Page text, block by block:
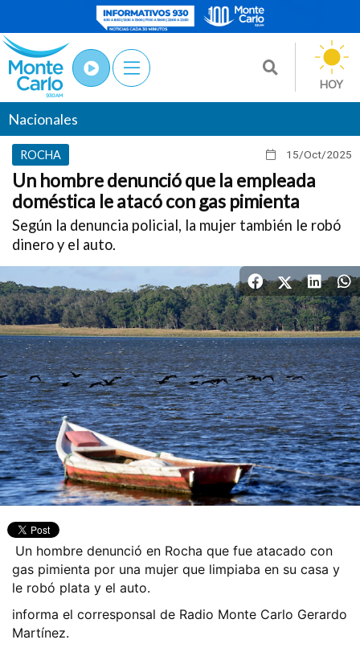
HOY
Nacionales
15/Oct/2025
ROCHA
Un hombre denunció que la empleada
doméstica le atacó con gas pimienta
Según la denuncia policial, la mujer también le robó
dinero y el auto.
Un hombre denunció en Rocha que fue atacado con
gas pimienta por una mujer que limpiaba en su casa y
le robó plata y el auto.
informa el corresponsal de Radio Monte Carlo Gerardo
Martínez.